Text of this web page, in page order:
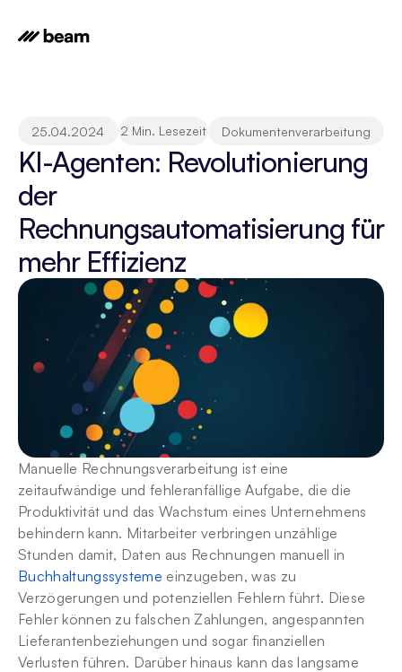
25.04.2024 2 Min. Lesezeit Dokumentenverarbeitung
KI-Agenten: Revolutionierung
der
Rechnungsautomatisierung für
mehr Effizienz
Manuelle Rechnungsverarbeitung ist eine
zeitaufwändige und fehleranfällige Aufgabe, die die
Produktivität und das Wachstum eines Unternehmens
behindern kann. Mitarbeiter verbringen unzählige
Buchhaltungssysteme einzugeben, was zu
Verzögerungen und potenziellen Fehlern führt. Diese
Fehler können zu falschen Zahlungen, angespannten
Lieferantenbeziehungen und sogar finanziellen
Verlusten führen. Darüber hinaus kann das langsame